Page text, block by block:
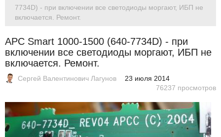
7734D) - при включении все светодиоды моргают, ИБП не
включается. Ремонт.
APC Smart 1000-1500 (640-7734D) - при
включении все светодиоды моргают, ИБП не
включается. Ремонт.
Сергей Валентинович Лагунов
23 июля 2014
76237 просмотров